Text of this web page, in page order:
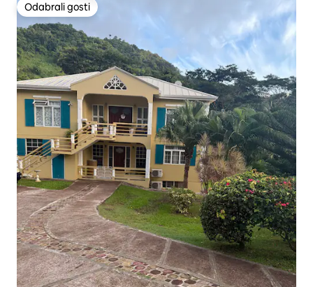
Odabrali gosti
Odabrali gosti